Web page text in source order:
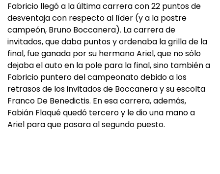
Fabricio llegó a la última carrera con 22 puntos de
desventaja con respecto al líder (y a la postre
campeón, Bruno Boccanera). La carrera de
invitados, que daba puntos y ordenaba la grilla de la
final, fue ganada por su hermano Ariel, que no sólo
dejaba el auto en la pole para la final, sino también a
Fabricio puntero del campeonato debido a los
retrasos de los invitados de Boccanera y su escolta
Franco De Benedictis. En esa carrera, además,
Fabián Flaqué quedó tercero y le dio una mano a
Ariel para que pasara al segundo puesto.